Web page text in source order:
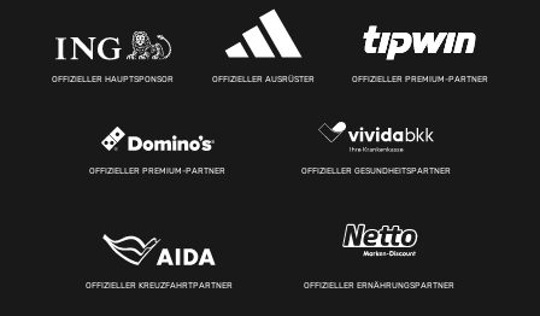
OFFIZIELLER HAUPTSPONSOR OFFIZIELLER AUSRÜSTER OFFIZIELLER PREMIUM-PARTNER
OFFIZIELLER PREMIUM-PARTNER OFFIZIELLER GESUNDHEITSPARTNER
OFFIZIELLER KREUZFAHRTPARTNER OFFIZIELLER ERNÄHRUNGSPARTNER